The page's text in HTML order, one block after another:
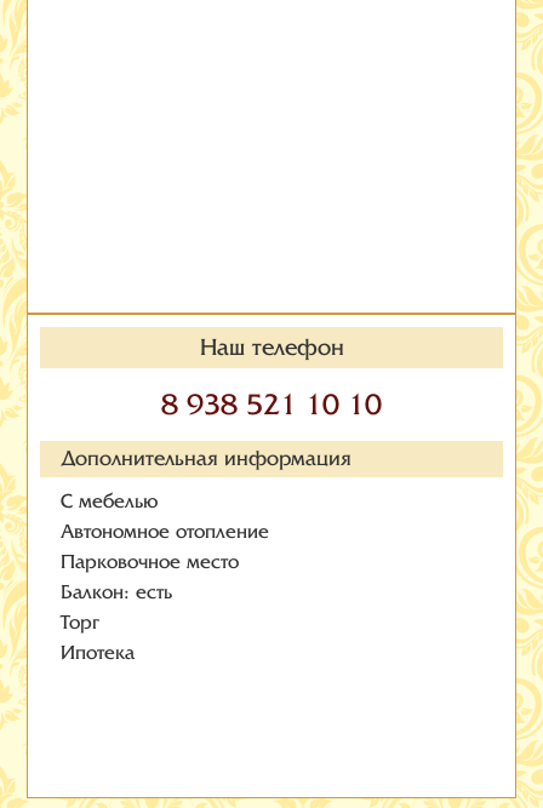
Наш телефон
8 938 521 10 10
Дополнительная информация
С мебелью
Автономное отопление
Парковочное место
Балкон: есть
Торг
Ипотека